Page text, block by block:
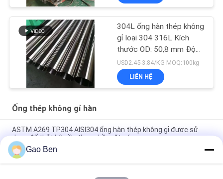
304L ống hàn thép không
gỉ loại 304 316L Kích
thước OD: 50,8 mm Độ
dày: 1,2 mm Chiều dài:
6000 mm
USD2.45-3.84/KG MOQ:100kg
LIÊN HỆ
Ống thép không gỉ hàn
ASTM A269 TP304 AISI304 ống hàn thép không gỉ được sử
dụng để thắt kệ cầu thang bề mặt sáng
ASTM A269 TP304 ủi ống thép không gỉ Ф50 * 2mm * 6m (vật
liệu: SS304)
Gao Ben